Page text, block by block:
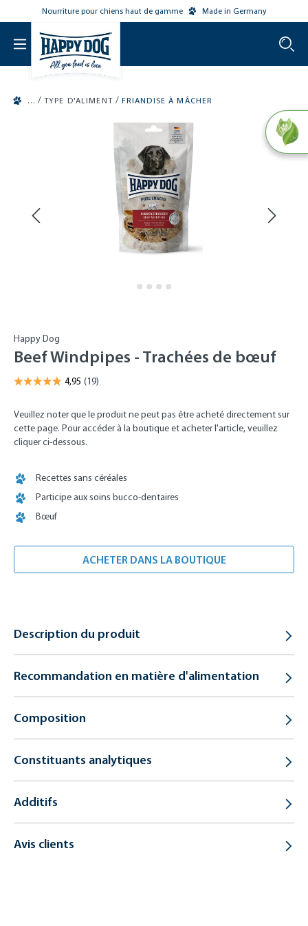
main contentNourriture pour chiens haut de gamme Made in Germany
/ TYPE D'ALIMENT / FRIANDISE À MÂCHER
Happy Dog
Beef Windpipes - Trachées de bœuf
Veuillez noter que le produit ne peut pas être acheté directement sur
cette page. Pour accéder à la boutique et acheter l'article, veuillez
cliquer ci-dessous.
Recettes sans céréales
Participe aux soins bucco-dentaires
Bœuf
ACHETER DANS LA BOUTIQUE
Description du produit
Recommandation en matière d'alimentation
Composition
Constituants analytiques
Additifs
Avis clients